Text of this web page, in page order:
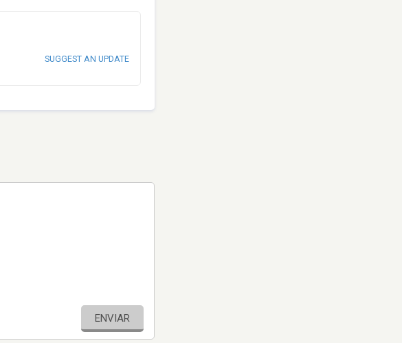
SUGGEST AN UPDATE
ENVIAR